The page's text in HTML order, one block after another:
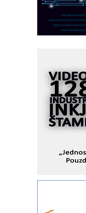
I.SAFE
KIP KOP
objekte
Alba
rešenjima
STAUFF
sistema
YAMADA